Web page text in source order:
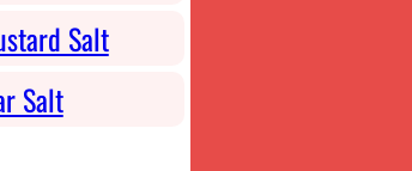
Salt
Salt